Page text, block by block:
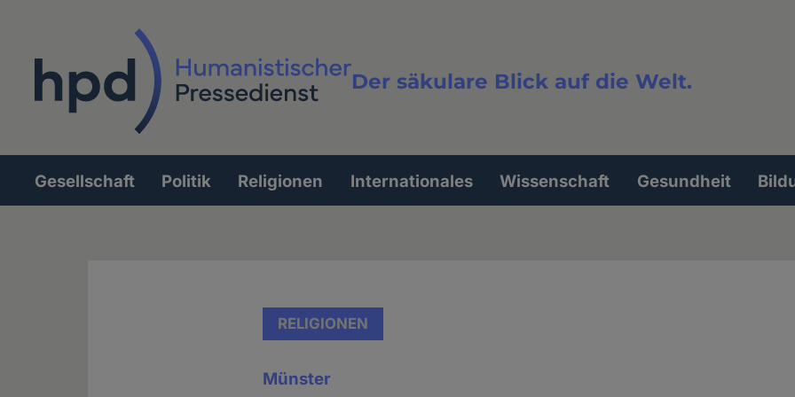
Der säkulare Blick auf die Welt.
Volltextsuche
Hauptnavigation
Gesellschaft Politik Religionen Internationales Wissenschaft Gesundheit
RELIGIONEN
Münster